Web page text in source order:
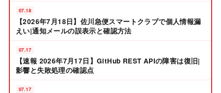
07.18
【2026年7月18日】佐川急便スマートクラブで個人情報漏
えい|通知メールの誤表示と確認方法
07.17
【速報 2026年7月17日】GitHub REST APIの障害は復旧|
影響と失敗処理の確認点
07.17